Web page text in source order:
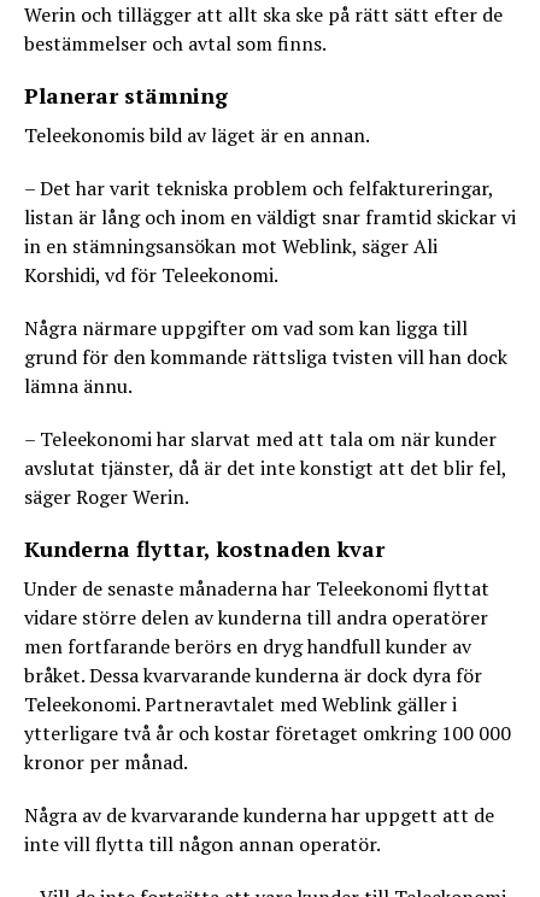
Werin och tillägger att allt ska ske på rätt sätt efter de
bestämmelser och avtal som finns.
Planerar stämning
Teleekonomis bild av läget är en annan.
– Det har varit tekniska problem och felfaktureringar,
listan är lång och inom en väldigt snar framtid skickar vi
in en stämningsansökan mot Weblink, säger Ali
Korshidi, vd för Teleekonomi.
Några närmare uppgifter om vad som kan ligga till
grund för den kommande rättsliga tvisten vill han dock
lämna ännu.
– Teleekonomi har slarvat med att tala om när kunder
avslutat tjänster, då är det inte konstigt att det blir fel,
säger Roger Werin.
Kunderna flyttar, kostnaden kvar
Under de senaste månaderna har Teleekonomi flyttat
vidare större delen av kunderna till andra operatörer
men fortfarande berörs en dryg handfull kunder av
bråket. Dessa kvarvarande kunderna är dock dyra för
Teleekonomi. Partneravtalet med Weblink gäller i
ytterligare två år och kostar företaget omkring 100 000
kronor per månad.
Några av de kvarvarande kunderna har uppgett att de
inte vill flytta till någon annan operatör.